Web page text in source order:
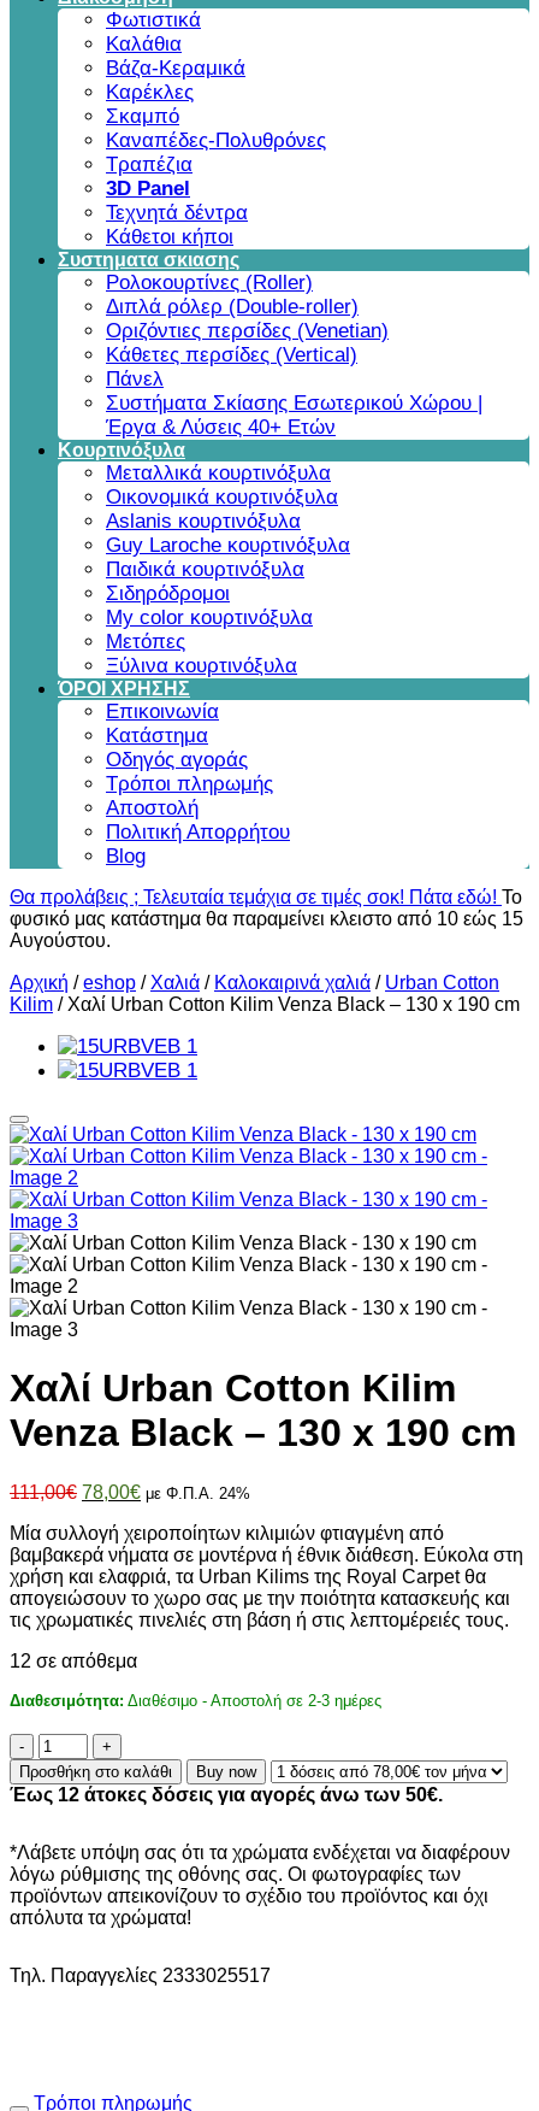
Φωτιστικά
Καλάθια
Βάζα-Κεραμικά
Καρέκλες
Σκαμπό
Καναπέδες-Πολυθρόνες
Τραπέζια
3D Panel
Τεχνητά δέντρα
Κάθετοι κήποι
Συστηματα σκιασης
Ρολοκουρτίνες (Roller)
Διπλά ρόλερ (Double-roller)
Οριζόντιες περσίδες (Venetian)
Κάθετες περσίδες (Vertical)
Πάνελ
Συστήματα Σκίασης Εσωτερικού Χώρου |
Έργα & Λύσεις 40+ Ετών
Κουρτινόξυλα
Μεταλλικά κουρτινόξυλα
Οικονομικά κουρτινόξυλα
Aslanis κουρτινόξυλα
Guy Laroche κουρτινόξυλα
Παιδικά κουρτινόξυλα
Σιδηρόδρομοι
My color κουρτινόξυλα
Μετόπες
Ξύλινα κουρτινόξυλα
ΌΡΟΙ ΧΡΗΣΗΣ
Επικοινωνία
Κατάστημα
Οδηγός αγοράς
Τρόποι πληρωμής
Αποστολή
Πολιτική Απορρήτου
Blog
Θα προλάβεις ; Τελευταία τεμάχια σε τιμές σοκ! Πάτα εδώ! Το
φυσικό μας κατάστημα θα παραμείνει κλειστο από 10 εώς 15
Αυγούστου.
Αρχική /eshop / Χαλιά / Καλοκαιρινά χαλιά / Urban Cotton
Kilim / Χαλί Urban Cotton Kilim Venza Black – 130 x 190 cm
Χαλί Urban Cotton Kilim
Venza Black – 130 x 190 cm
111,00€ Original
was:
111,00€.
78,00€Η
τιμή
είναι:
78,00€.
με Φ.Π.Α. 24%
Μία συλλογή χειροποίητων κιλιμιών φτιαγμένη από
βαμβακερά νήματα σε μοντέρνα ή έθνικ διάθεση. Εύκολα στη
χρήση και ελαφριά, τα Urban Kilims της Royal Carpet θα
απογειώσουν το χωρο σας με την ποιότητα κατασκευής και
τις χρωματικές πινελιές στη βάση ή στις λεπτομέρειές τους.
12 σε απόθεμα
Διαθεσιμότητα: Διαθέσιμο - Αποστολή σε 2-3 ημέρες
Χαλί
Urban
Cotton
Kilim
Black
-
130
x
ποσότητα
Προσθήκη στο καλάθι Buy now
Έως 12 άτοκες δόσεις για αγορές άνω των 50€.
*Λάβετε υπόψη σας ότι τα χρώματα ενδέχεται να διαφέρουν
λόγω ρύθμισης της οθόνης σας. Οι φωτογραφίες των
προϊόντων απεικονίζουν το σχέδιο του προϊόντος και όχι
απόλυτα τα χρώματα!
Τηλ. Παραγγελίες 2333025517
Τρόποι πληρωμής